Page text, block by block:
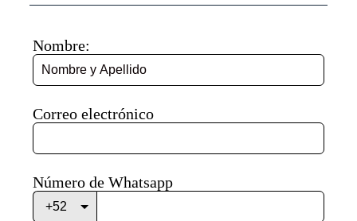
Nombre:
Correo electrónico
Número de Whatsapp